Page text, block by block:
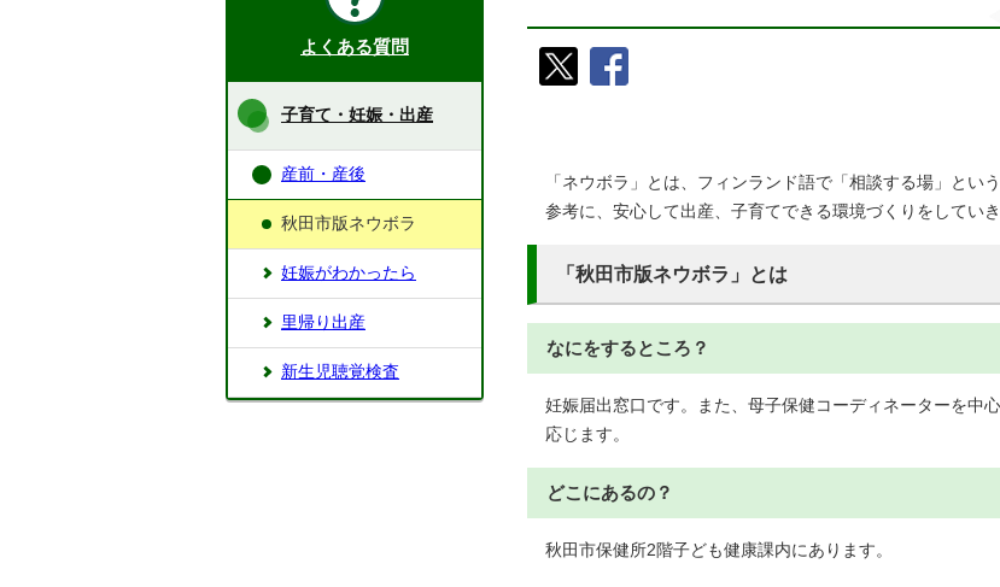
「ネウボラ」とは、フィンランド語で「相談する場」とい
参考に、安心して出産、子育てできる環境づくりをしていき
「秋田市版ネウボラ」とは
なにをするところ？
妊娠届出窓口です。また、母子保健コーディネーターを中
応じます。
どこにあるの？
秋田市保健所2階子ども健康課内にあります。
よくある質問
子育て・妊娠・出産
産前・産後
秋田市版ネウボラ
妊娠がわかったら
里帰り出産
新生児聴覚検査